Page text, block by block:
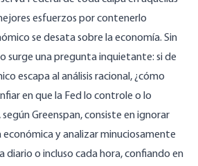
esfuerzos por contenerlo
se desata sobre la economía. Sin
surge una pregunta inquietante: si de
escapa al análisis racional, ¿cómo
en que la Fed lo controle o lo
Greenspan, consiste en ignorar
y analizar minuciosamente
diario o incluso cada hora, confiando en